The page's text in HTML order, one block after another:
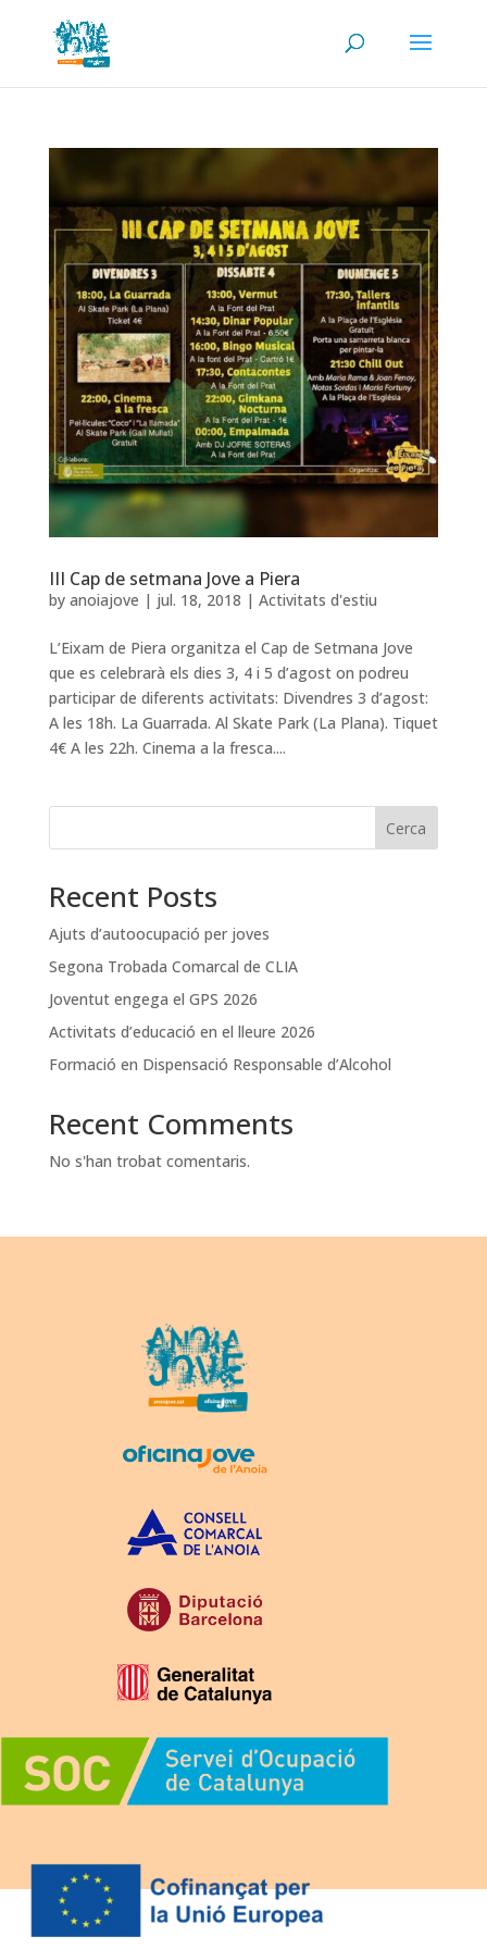
III Cap de setmana Jove a Piera
by anoiajove | jul. 18, 2018 | Activitats d'estiu
L’Eixam de Piera organitza el Cap de Setmana Jove
que es celebrarà els dies 3, 4 i 5 d’agost on podreu
participar de diferents activitats: Divendres 3 d’agost:
A les 18h. La Guarrada. Al Skate Park (La Plana). Tiquet
4€ A les 22h. Cinema a la fresca....
Cerca
Recent Posts
Ajuts d’autoocupació per joves
Segona Trobada Comarcal de CLIA
Joventut engega el GPS 2026
Activitats d’educació en el lleure 2026
Formació en Dispensació Responsable d’Alcohol
Recent Comments
No s'han trobat comentaris.